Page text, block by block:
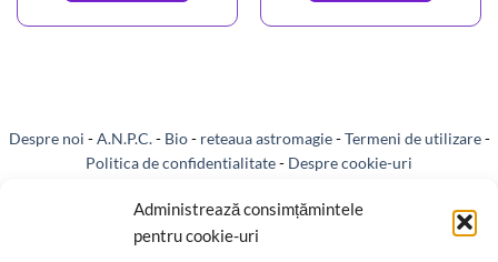
Administrează consimțămintele
pentru cookie-uri
Despre noi -A.N.P.C.- Bio- reteaua astromagie-Termeni de utilizare-
Politica de confidentialitate- Despre cookie-uri
Reclamatii si retur-Politica de rezolvare a reclamatiilor